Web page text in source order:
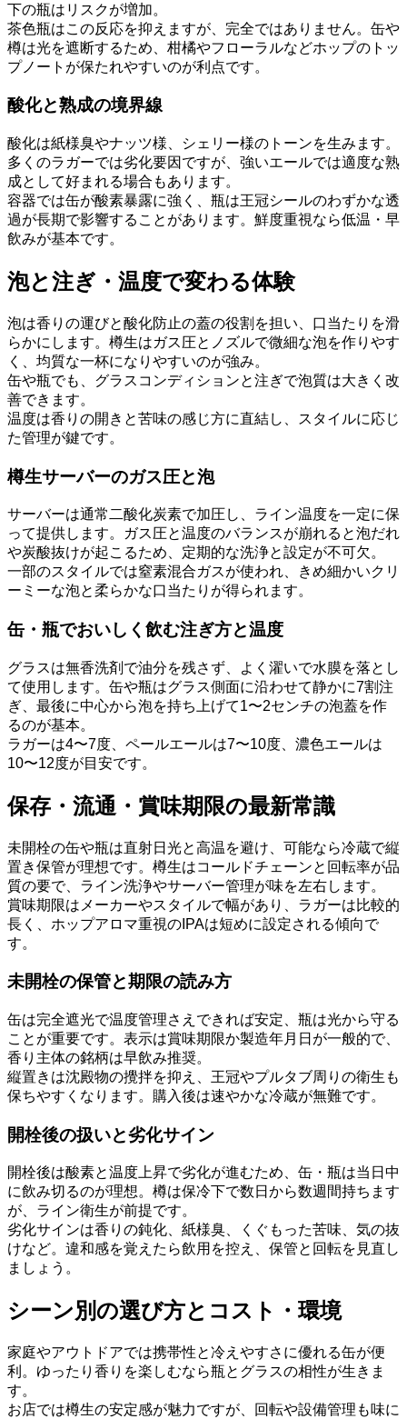
下の瓶はリスクが増加。
茶色瓶はこの反応を抑えますが、完全ではありません。缶や
樽は光を遮断するため、柑橘やフローラルなどホップのトッ
プノートが保たれやすいのが利点です。
酸化と熟成の境界線
酸化は紙様臭やナッツ様、シェリー様のトーンを生みます。
多くのラガーでは劣化要因ですが、強いエールでは適度な熟
成として好まれる場合もあります。
容器では缶が酸素暴露に強く、瓶は王冠シールのわずかな透
過が長期で影響することがあります。鮮度重視なら低温・早
飲みが基本です。
泡と注ぎ・温度で変わる体験
泡は香りの運びと酸化防止の蓋の役割を担い、口当たりを滑
らかにします。樽生はガス圧とノズルで微細な泡を作りやす
く、均質な一杯になりやすいのが強み。
缶や瓶でも、グラスコンディションと注ぎで泡質は大きく改
善できます。
温度は香りの開きと苦味の感じ方に直結し、スタイルに応じ
た管理が鍵です。
樽生サーバーのガス圧と泡
サーバーは通常二酸化炭素で加圧し、ライン温度を一定に保
って提供します。ガス圧と温度のバランスが崩れると泡だれ
や炭酸抜けが起こるため、定期的な洗浄と設定が不可欠。
一部のスタイルでは窒素混合ガスが使われ、きめ細かいクリ
ーミーな泡と柔らかな口当たりが得られます。
缶・瓶でおいしく飲む注ぎ方と温度
グラスは無香洗剤で油分を残さず、よく濯いで水膜を落とし
て使用します。缶や瓶はグラス側面に沿わせて静かに7割注
ぎ、最後に中心から泡を持ち上げて1〜2センチの泡蓋を作
るのが基本。
ラガーは4〜7度、ペールエールは7〜10度、濃色エールは
10〜12度が目安です。
保存・流通・賞味期限の最新常識
未開栓の缶や瓶は直射日光と高温を避け、可能なら冷蔵で縦
置き保管が理想です。樽生はコールドチェーンと回転率が品
質の要で、ライン洗浄やサーバー管理が味を左右します。
賞味期限はメーカーやスタイルで幅があり、ラガーは比較的
長く、ホップアロマ重視のIPAは短めに設定される傾向で
す。
未開栓の保管と期限の読み方
缶は完全遮光で温度管理さえできれば安定、瓶は光から守る
ことが重要です。表示は賞味期限か製造年月日が一般的で、
香り主体の銘柄は早飲み推奨。
縦置きは沈殿物の攪拌を抑え、王冠やプルタブ周りの衛生も
保ちやすくなります。購入後は速やかな冷蔵が無難です。
開栓後の扱いと劣化サイン
開栓後は酸素と温度上昇で劣化が進むため、缶・瓶は当日中
に飲み切るのが理想。樽は保冷下で数日から数週間持ちます
が、ライン衛生が前提です。
劣化サインは香りの鈍化、紙様臭、くぐもった苦味、気の抜
けなど。違和感を覚えたら飲用を控え、保管と回転を見直し
ましょう。
シーン別の選び方とコスト・環境
家庭やアウトドアでは携帯性と冷えやすさに優れる缶が便
利。ゆったり香りを楽しむなら瓶とグラスの相性が生きま
す。
お店では樽生の安定感が魅力ですが、回転や設備管理も味に